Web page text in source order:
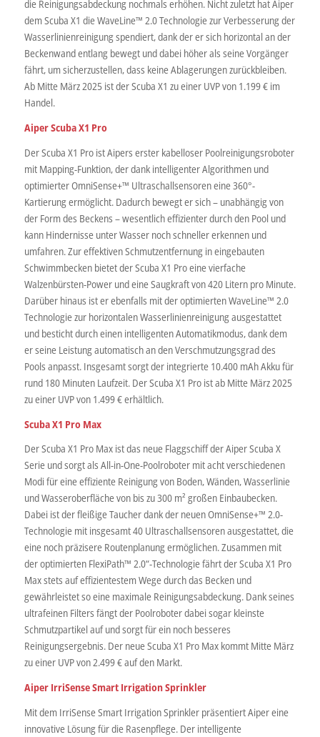
die Reinigungsabdeckung nochmals erhöhen. Nicht zuletzt hat Aiper
dem Scuba X1 die WaveLine™ 2.0 Technologie zur Verbesserung der
Wasserlinienreinigung spendiert, dank der er sich horizontal an der
Beckenwand entlang bewegt und dabei höher als seine Vorgänger
fährt, um sicherzustellen, dass keine Ablagerungen zurückbleiben.
Ab Mitte März 2025 ist der Scuba X1 zu einer UVP von 1.199 € im
Handel.
Aiper Scuba X1 Pro
Der Scuba X1 Pro ist Aipers erster kabelloser Poolreinigungsroboter
mit Mapping-Funktion, der dank intelligenter Algorithmen und
optimierter OmniSense+™ Ultraschallsensoren eine 360°-
Kartierung ermöglicht. Dadurch bewegt er sich – unabhängig von
der Form des Beckens – wesentlich effizienter durch den Pool und
kann Hindernisse unter Wasser noch schneller erkennen und
umfahren. Zur effektiven Schmutzentfernung in eingebauten
Schwimmbecken bietet der Scuba X1 Pro eine vierfache
Walzenbürsten-Power und eine Saugkraft von 420 Litern pro Minute.
Darüber hinaus ist er ebenfalls mit der optimierten WaveLine™ 2.0
Technologie zur horizontalen Wasserlinienreinigung ausgestattet
und besticht durch einen intelligenten Automatikmodus, dank dem
er seine Leistung automatisch an den Verschmutzungsgrad des
Pools anpasst. Insgesamt sorgt der integrierte 10.400 mAh Akku für
rund 180 Minuten Laufzeit. Der Scuba X1 Pro ist ab Mitte März 2025
zu einer UVP von 1.499 € erhältlich.
Scuba X1 Pro Max
Der Scuba X1 Pro Max ist das neue Flaggschiff der Aiper Scuba X
Serie und sorgt als All-in-One-Poolroboter mit acht verschiedenen
Modi für eine effiziente Reinigung von Boden, Wänden, Wasserlinie
und Wasseroberfläche von bis zu 300 m² großen Einbaubecken.
Dabei ist der fleißige Taucher dank der neuen OmniSense+™ 2.0-
Technologie mit insgesamt 40 Ultraschallsensoren ausgestattet, die
eine noch präzisere Routenplanung ermöglichen. Zusammen mit
der optimierten FlexiPath™ 2.0“-Technologie fährt der Scuba X1 Pro
Max stets auf effizientestem Wege durch das Becken und
gewährleistet so eine maximale Reinigungsabdeckung. Dank seines
ultrafeinen Filters fängt der Poolroboter dabei sogar kleinste
Schmutzpartikel auf und sorgt für ein noch besseres
Reinigungsergebnis. Der neue Scuba X1 Pro Max kommt Mitte März
zu einer UVP von 2.499 € auf den Markt.
Aiper IrriSense Smart Irrigation Sprinkler
Mit dem IrriSense Smart Irrigation Sprinkler präsentiert Aiper eine
innovative Lösung für die Rasenpflege. Der intelligente